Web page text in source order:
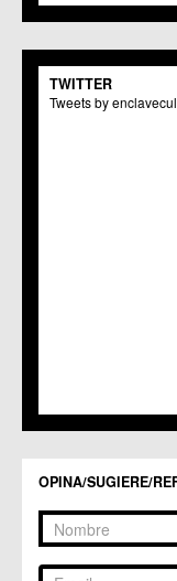
TWITTER
Tweets by
OPINA/SUGIERE/